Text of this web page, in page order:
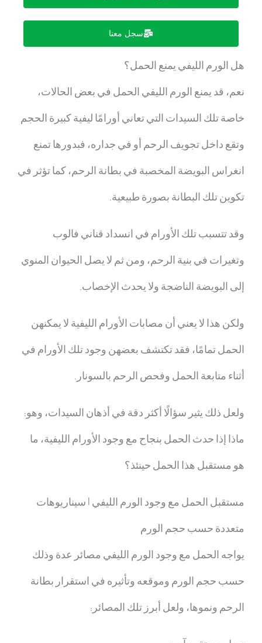
سجل معنا
هل الورم الليفي يمنع الحمل؟
نعم، قد يمنع الورم الليفي الحمل في بعض الحالات،
خاصة تلك السيدات التي تعاني أورامًا ليفية كبيرة الحجم
وتقع داخل تجويف الرحم أو في جداره، فبدورها تمنع
انغراس البويضة المخصبة في بطانة الرحم، كما تؤثر في
تكوين تلك البطانة بصورة طبيعية.
وقد تتسبب تلك الأورام في انسداد قناني فالوب
وتغيرات في بنية الرحم، ومن ثم لا يصل الحيوان المنوي
إلى البويضة الناضجة ولا يحدث الإخصاب.
ولكن هذا لا يعني أن مصابات الأورام الليفية لا يمكنهن
الحمل تمامًا، فقد تكتشف بعضهن وجود تلك الأورام في
أثناء متابعة الحمل وفحص الرحم بالسونار.
ولعل ذلك يثير سؤالًا أكثر دقة في أذهان السيدات، وهو:
ماذا إذا حدث الحمل بنجاح مع وجود الأورام الليفية، ما
هو مستقبل هذا الحمل حينئذ؟
مستقبل الحمل مع وجود الورم الليفي | سيناريوهات
متعددة حسب حجم الورم
يواجه الحمل مع وجود الورم الليفي مصائر عدة وذلك
حسب حجم الورم وموقعه وتأثيره في استقرار بطانة
الرحم ونموها، ولعل أبرز تلك المصائر: